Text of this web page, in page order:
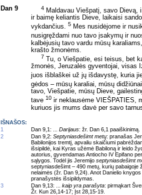
Dan 9 4 Maldavau Viešpatį, savo Dievą,
ir baimę keliantis Dieve, laikaisi
vykdančius. 5 Mes nusidėjome ir
nusigręždami nuo tavo įsakymų ir
kalbėjusių tavo vardu mūsų
krašto žmonėms.
7 Tu, o Viešpatie, esi teisus, bet
žmonės, Jeruzalės gyventojai, visas
juos išblaškei už jų išdavystę, kuria
gėdos – mūsų karaliai, mūsų
tavo, Viešpatie, mūsų Dieve,
tave 10 ir neklausėme VIEŠPATIES,
kuriuos jis mums davė per savo
IŠNAŠOS:
1
Dan 9,1: ... Darijaus: žr. Dan 6,1 paaiškinimą.
2
Dan 9,2: Septyniasdešimt metų: pranašas
Babilonijos tremtį, apvaliu skaičiumi
išsipildė, kai Kyras užėmė Babiloną ir leido
autorius, gyvendamas Antiocho IV Epifano
sąlygos. Todėl jis Jeremijo septyniasdešimt
septyniasdešimt – 490 metų, kurių
nelaimės (žr. Dan 9,24). Anot Danielio
pranašystės išsipildymas.
3
Dan 9,13: ... kaip yra parašyta: pirmąkart
Žr. Kun 26,14-17; Įst 28,15-19.